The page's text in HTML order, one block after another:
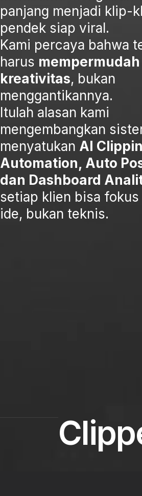
panjang menjadi klip-
pendek siap viral.
Kami percaya bahwa
harus mempermudah
kreativitas, bukan
menggantikannya.
Itulah alasan kami
mengembangkan
menyatukan AI
Automation, Auto
dan Dashboard
setiap klien bisa fokus
ide, bukan teknis.